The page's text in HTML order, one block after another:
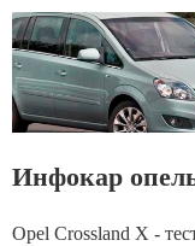
Инфокар
Opel Crossland X -